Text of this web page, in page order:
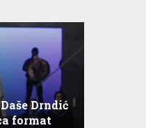
Drndić
format